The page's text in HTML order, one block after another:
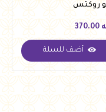
روكتس
370.00
أضف للسلة